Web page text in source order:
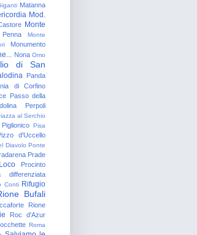
Matanna
Mod.
Monte
Monte
Monumento
Nona Omo
di San
Panda
di Corfino
Passo della
Perpoli
al Serchio
Piglionico Pisa
d'Uccello
Diavolo Ponte
Prade
Procinto
differenziata
Conti Rifugio
Bufali
Rione
Roc d'Azur
Roma